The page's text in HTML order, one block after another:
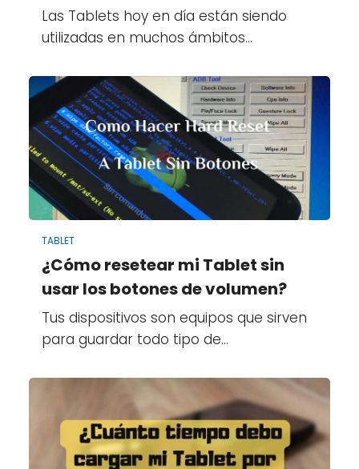
Las Tablets hoy en día están siendo
utilizadas en muchos ámbitos…
TABLET
¿Cómo resetear mi Tablet sin
usar los botones de volumen?
Tus dispositivos son equipos que sirven
para guardar todo tipo de…